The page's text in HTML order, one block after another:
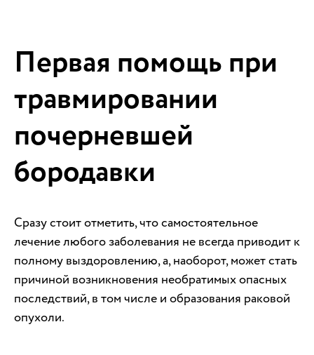
Первая помощь при
травмировании
почерневшей
бородавки
Сразу стоит отметить, что самостоятельное
лечение любого заболевания не всегда приводит к
полному выздоровлению, а, наоборот, может стать
причиной возникновения необратимых опасных
последствий, в том числе и образования раковой
опухоли.